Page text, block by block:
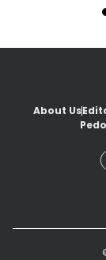
About Us